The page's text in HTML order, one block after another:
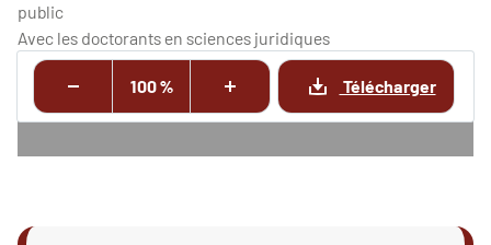
public
Avec les doctorants en sciences juridiques
100 % Télécharger